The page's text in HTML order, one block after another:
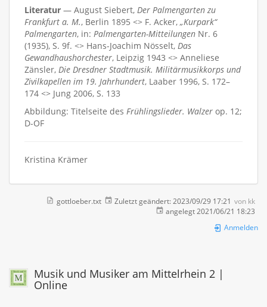
Literatur — August Siebert, Der Palmengarten zu
Frankfurt a. M., Berlin 1895 <> F. Acker, „Kurpark“
Palmengarten, in: Palmengarten-Mitteilungen Nr. 6
(1935), S. 9f. <> Hans-Joachim Nösselt, Das
Gewandhaushorchester, Leipzig 1943 <> Anneliese
Zänsler, Die Dresdner Stadtmusik. Militärmusikkorps und
Zivilkapellen im 19. Jahrhundert, Laaber 1996, S. 172–
174 <> Jung 2006, S. 133
Abbildung: Titelseite des Frühlingslieder. Walzer op. 12;
D-OF
Kristina Krämer
gottloeber.txt Zuletzt geändert: 2023/09/29 17:21 von kk
angelegt 2021/06/21 18:23
Anmelden
Musik und Musiker am Mittelrhein 2 |
Online